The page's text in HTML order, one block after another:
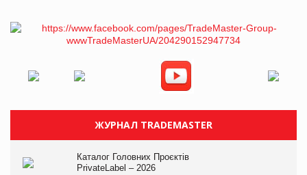
ЖУРНАЛ TRADEMASTER
Каталог Головних Проєктів
PrivateLabel – 2026